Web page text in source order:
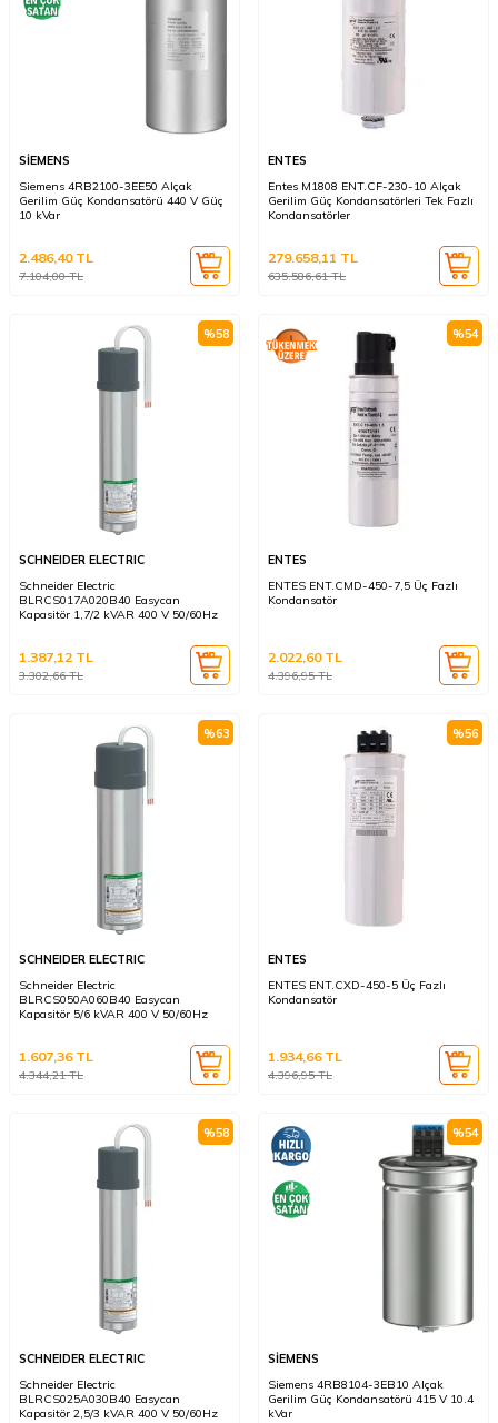
SİEMENS
Siemens 4RB2100-3EE50 Alçak
Gerilim Güç Kondansatörü 440 V Güç
10 kVar
7.104,00TL
2.486,40TL
ENTES
Entes M1808 ENT.CF-230-10 Alçak
Gerilim Güç Kondansatörleri Tek Fazlı
Kondansatörler
635.586,61TL
279.658,11 TL
%58
SCHNEIDER ELECTRIC
Schneider Electric
BLRCS017A020B40 Easycan
Kapasitör 1,7/2 kVAR 400 V 50/60Hz
3.302,66TL
1.387,12 TL
%54
ENTES
ENTES ENT.CMD-450-7,5 Üç Fazlı
Kondansatör
4.396,95TL
2.022,60TL
%63
SCHNEIDER ELECTRIC
Schneider Electric
BLRCS050A060B40 Easycan
Kapasitör 5/6 kVAR 400 V 50/60Hz
4.344,21TL
1.607,36TL
%56
ENTES
ENTES ENT.CXD-450-5 Üç Fazlı
Kondansatör
4.396,95TL
1.934,66TL
%58
SCHNEIDER ELECTRIC
Schneider Electric
BLRCS025A030B40 Easycan
Kapasitör 2,5/3 kVAR 400 V 50/60Hz
%54
SİEMENS
Siemens 4RB8104-3EB10 Alçak
Gerilim Güç Kondansatörü 415 V 10.4
kVar